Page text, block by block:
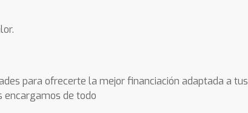
para ofrecerte la mejor financiación adaptada a tus
encargamos de todo